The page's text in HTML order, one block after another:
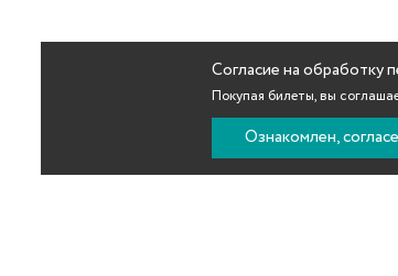
Согласие на обработку
Покупая билеты, вы
Ознакомлен,